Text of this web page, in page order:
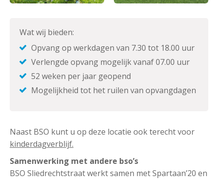
Wat wij bieden:
Opvang op werkdagen van 7.30 tot 18.00 uur
Verlengde opvang mogelijk vanaf 07.00 uur
52 weken per jaar geopend
Mogelijkheid tot het ruilen van opvangdagen
Naast BSO kunt u op deze locatie ook terecht voor
kinderdagverblijf.
Samenwerking met andere bso’s
BSO Sliedrechtstraat werkt samen met Spartaan’20 en